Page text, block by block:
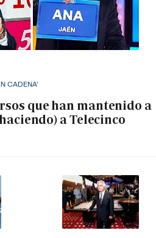
CADENA'
que han mantenido a
a Telecinco